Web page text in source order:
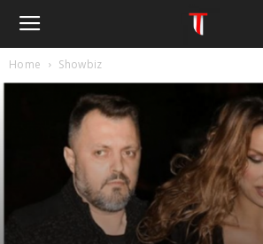
Home Showbiz